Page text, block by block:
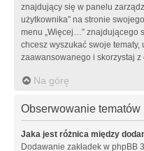
znajdujący się w panelu
użytkownika” na stronie
menu „Więcej…” znajdującego
chcesz wyszukać swoje
zaawansowanego i skorzystaj
Na górę
Obserwowanie tematów
Jaka jest różnica między
Dodawanie zakładek w phpBB